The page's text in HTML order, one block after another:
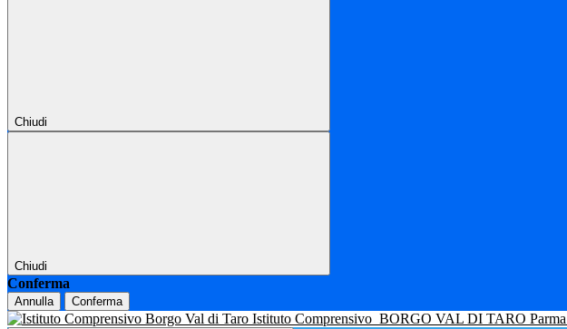
Chiudi
Chiudi
Conferma
Annulla Conferma
Istituto Comprensivo BORGO VAL DI TARO Parma